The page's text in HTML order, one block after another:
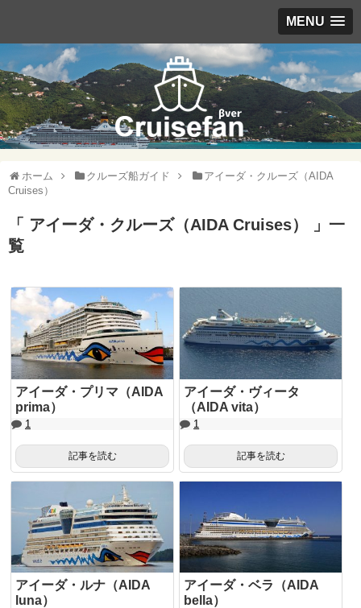
MENU
ホーム クルーズ船ガイド
アイーダ・クルーズ（AIDA
Cruises）
「 アイーダ・クルーズ（AIDA Cruises） 」一
覧
アイーダ・プリマ（AIDA
prima）
1
記事を読む
アイーダ・ヴィータ
（AIDA vita）
1
記事を読む
アイーダ・ルナ（AIDA
luna）
アイーダ・ベラ（AIDA
bella）